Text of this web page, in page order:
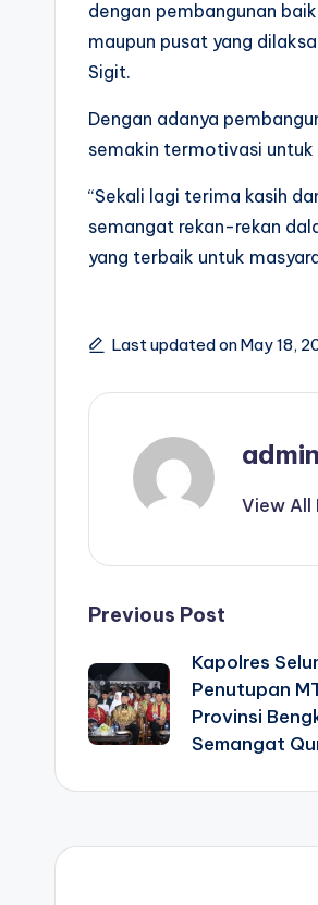
dengan pembangunan
maupun pusat yang
Sigit.
Dengan adanya
semakin termotivasi
“Sekali lagi terima kasih
semangat rekan-rekan
yang terbaik untuk
Last updated on May 18,
admin
View All
Post
navigation
Previous Post
Kapolres
Penutupan
Provinsi
Semangat